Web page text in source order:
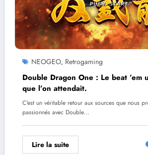
NEOGEO, Retrogaming
Double Dragon One : Le beat ’em
que l’on attendait.
C'est un véritable retour aux sources que nous
passionnés avec Double…
Lire la suite